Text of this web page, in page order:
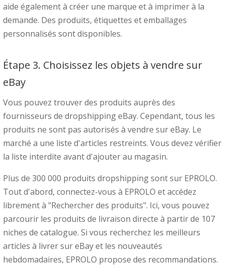
aide également à créer une marque età imprimer à la
demande. Des produits, étiquettes et emballages
personnalisés sont disponibles.
Étape 3. Choisissez les objets à vendre sur
eBay
Vous pouvez trouver des produits auprès des
fournisseurs de dropshipping eBay. Cependant, tous les
produits ne sont pas autorisés à vendre sur eBay. Le
marché a une liste d'articles restreints. Vous devez vérifier
la liste interdite avant d'ajouter au magasin.
Plus de 300 000 produits dropshipping sont sur EPROLO.
Tout d'abord, connectez-vous à EPROLO et accédez
librement à "Rechercher des produits". Ici, vous pouvez
parcourir les produits de livraison directe à partir de 107
niches de catalogue. Si vous recherchez les meilleurs
articles à livrer sur eBay et les nouveautés
hebdomadaires, EPROLO propose des recommandations.